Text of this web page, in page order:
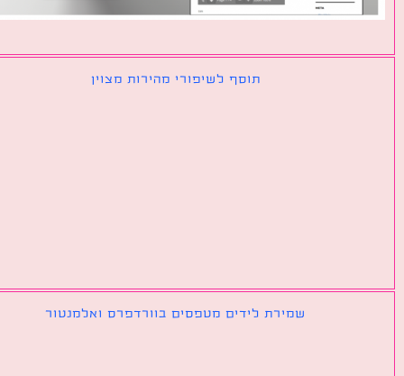
תוסף לשיפורי מהירות מצוין
שמירת לידים מטפסים בוורדפרס ואלמנטור